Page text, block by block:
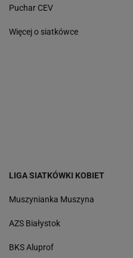
Puchar CEV
Więcej o siatkówce
LIGA SIATKÓWKI KOBIET
Muszynianka Muszyna
AZS Białystok
BKS Aluprof